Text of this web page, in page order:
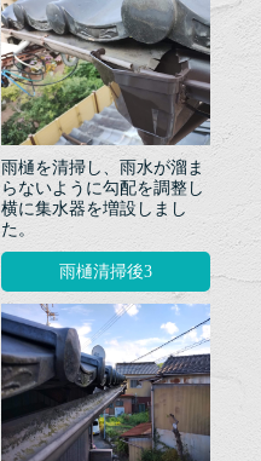
雨樋を清掃し、雨水が溜ま
らないように勾配を調整し
横に集水器を増設しまし
た。
雨樋清掃後3